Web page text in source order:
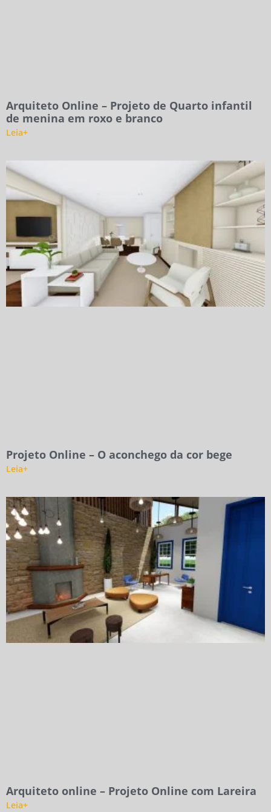
Arquiteto Online – Projeto de Quarto infantil
de menina em roxo e branco
Leia+
Projeto Online – O aconchego da cor bege
Leia+
Arquiteto online – Projeto Online com Lareira
Leia+